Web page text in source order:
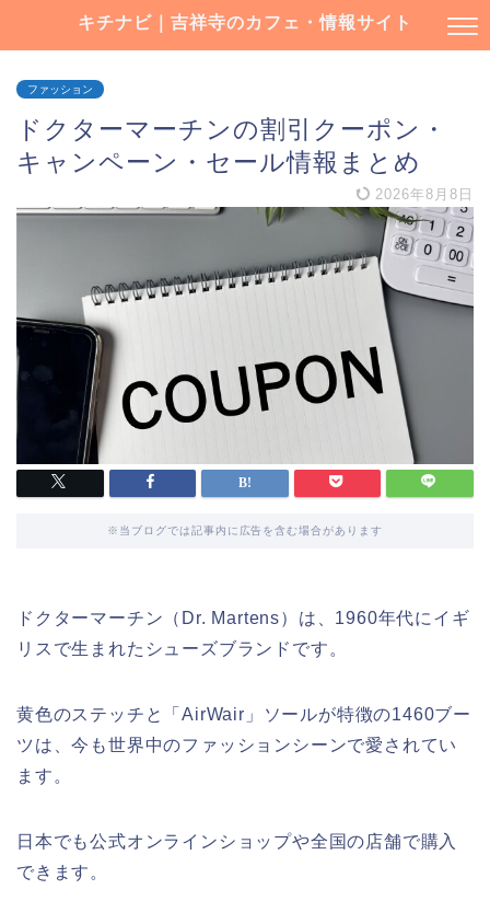
キチナビ｜吉祥寺のカフェ・情報サイト
ファッション
ドクターマーチンの割引クーポン・
キャンペーン・セール情報まとめ
2026年8月8日
※当ブログでは記事内に広告を含む場合があります
ドクターマーチン（Dr. Martens）は、1960年代にイギ
リスで生まれたシューズブランドです。
黄色のステッチと「AirWair」ソールが特徴の1460ブー
ツは、今も世界中のファッションシーンで愛されてい
ます。
日本でも公式オンラインショップや全国の店舗で購入
できます。